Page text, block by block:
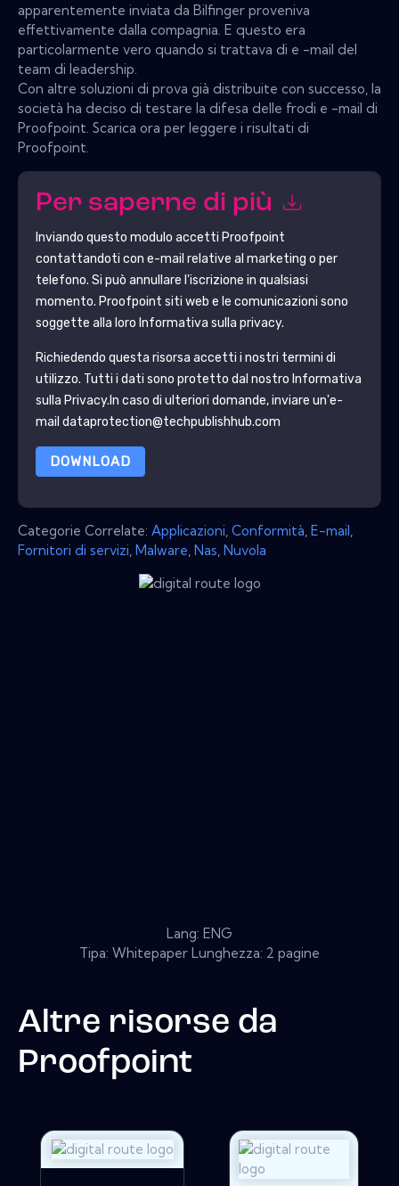
apparentemente inviata da Bilfinger proveniva
effettivamente dalla compagnia. E questo era
particolarmente vero quando si trattava di e -mail del
team di leadership.
Con altre soluzioni di prova già distribuite con successo, la
società ha deciso di testare la difesa delle frodi e -mail di
Proofpoint. Scarica ora per leggere i risultati di
Proofpoint.
Per saperne di più
Inviando questo modulo accetti Proofpoint
contattandoti con e-mail relative al marketing o per
telefono. Si può annullare l'iscrizione in qualsiasi
momento. Proofpoint siti web e le comunicazioni sono
soggette alla loro Informativa sulla privacy.
Richiedendo questa risorsa accetti i nostri termini di
utilizzo. Tutti i dati sono protetto dal nostro Informativa
sulla Privacy.In caso di ulteriori domande, inviare un'e-
mail dataprotection@techpublishhub.com
DOWNLOAD
Categorie Correlate: Applicazioni Conformità E-mail
Fornitori di servizi Malware Nas Nuvola
Lang: ENG
Tipa: Whitepaper Lunghezza: 2 pagine
Altre risorse da
Proofpoint